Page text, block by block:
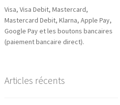
Visa, Visa Debit, Mastercard,
Mastercard Debit, Klarna, Apple Pay,
Google Pay et les boutons bancaires
(paiement bancaire direct).
Articles récents